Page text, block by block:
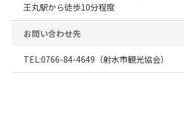
王丸駅から徒歩10分程度
お問い合わせ先
TEL:0766-84-4649（射水市観光協会）